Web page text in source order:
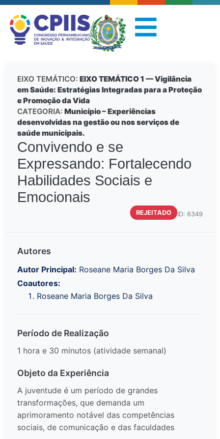
EIXO TEMÁTICO: EIXO TEMÁTICO 1 — Vigilância
em Saúde: Estratégias Integradas para a Proteção
e Promoção da Vida
CATEGORIA: Município – Experiências
desenvolvidas na gestão ou nos serviços de
saúde municipais.
Convivendo e se
Expressando: Fortalecendo
Habilidades Sociais e
Emocionais
REJEITADO ID: 6349
Autores
Autor Principal: Roseane Maria Borges Da Silva
Coautores:
Roseane Maria Borges Da Silva
Período de Realização
1 hora e 30 minutos (atividade semanal)
Objeto da Experiência
A juventude é um período de grandes
transformações, que demanda um
aprimoramento notável das competências
sociais, de comunicação e das faculdades